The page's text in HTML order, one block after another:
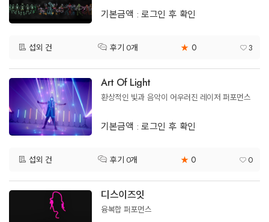
기본금액 : 로그인 후 확인
섭외 건 후기 0개 ★ 0 3
Art Of Light
환상적인 빛과 음악이 어우러진 레이저 퍼포먼스
기본금액 : 로그인 후 확인
섭외 건 후기 0개 ★ 0 0
디스이즈잇
융복합 퍼포먼스